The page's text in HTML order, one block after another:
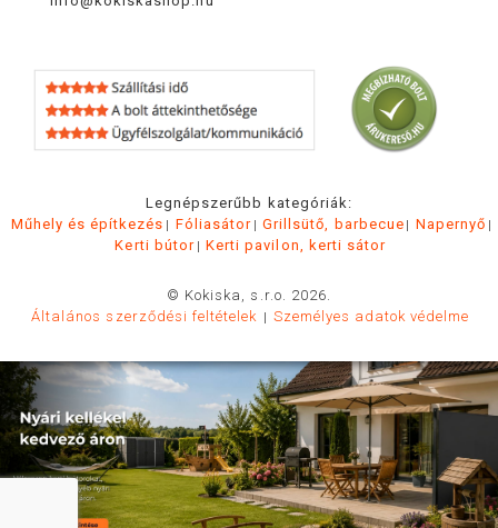
Legnépszerűbb kategóriák:
Műhely és építkezés
Fóliasátor Grillsütő, barbecue
Napernyő
Kerti bútor
Kerti pavilon, kerti sátor
© Kokiska, s.r.o. 2026.
Általános szerződési feltételek
Személyes adatok védelme